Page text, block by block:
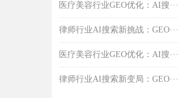
医疗美容行业GEO优化：AI搜···
律师行业AI搜索新挑战：GEO···
医疗美容行业GEO优化：AI搜···
律师行业AI搜索新变局：GEO···